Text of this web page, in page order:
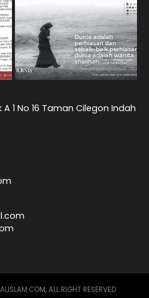
A 1 No 16 Taman Cilegon Indah
ALL RIGHT RESERVED